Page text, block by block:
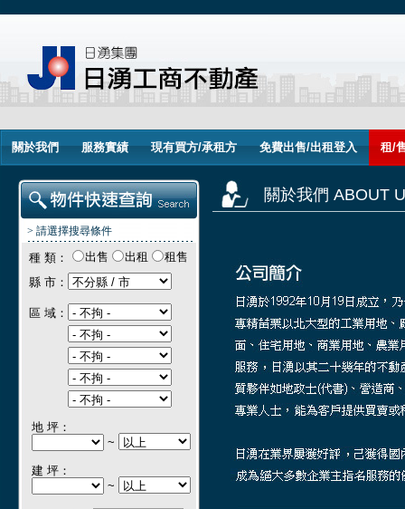
關於我們 服務實績 現有買方/承租方 免費出售/出租登入 租/
> 請選擇搜尋條件
種 類： 出售 出租
租售
縣 市：
區 域：
地 坪：
~
建 坪：
~
關於我們 ABOUT